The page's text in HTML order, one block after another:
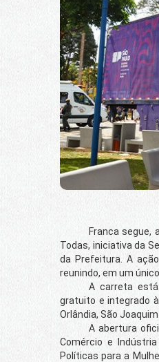
Franca segue, até
Todas, iniciativa da
da Prefeitura. A
reunindo, em um
A carreta está
gratuito e integrado
Orlândia, São
A abertura oficial
Comércio e
Políticas para a